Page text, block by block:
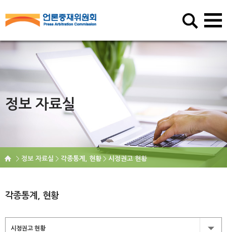
정보 자료실
정보 자료실 각종통계, 현황 시정권고 현황
각종통계, 현황
시정권고 현황